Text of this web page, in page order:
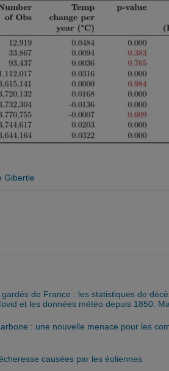
Gibertie
de France : les statistiques de
et les données météo depuis 1850.
: une nouvelle menace pour les
causées par les éoliennes